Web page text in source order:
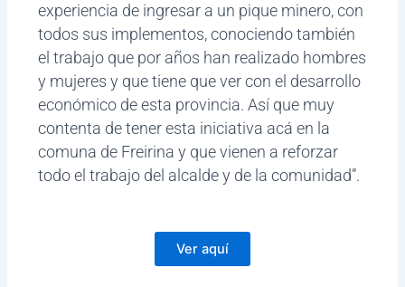
experiencia de ingresar a un pique minero, con
todos sus implementos, conociendo también
el trabajo que por años han realizado hombres
y mujeres y que tiene que ver con el desarrollo
económico de esta provincia. Así que muy
contenta de tener esta iniciativa acá en la
comuna de Freirina y que vienen a reforzar
todo el trabajo del alcalde y de la comunidad”.
Ver aquí